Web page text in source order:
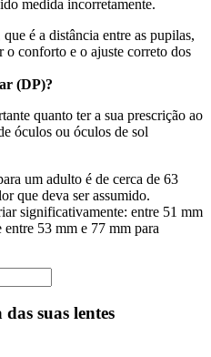
medida incorretamente.
que é a distância entre as pupilas,
o conforto e o ajuste correto dos
(DP)?
quanto ter a sua prescrição ao
óculos ou óculos de sol
um adulto é de cerca de 63
que deva ser assumido.
significativamente: entre 51 mm
53 mm e 77 mm para
das suas lentes